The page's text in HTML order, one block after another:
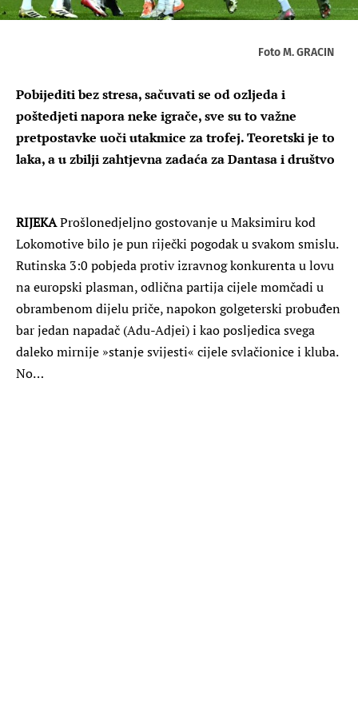
Foto M. GRACIN
Pobijediti bez stresa, sačuvati se od ozljeda i
poštedjeti napora neke igrače, sve su to važne
pretpostavke uoči utakmice za trofej. Teoretski je to
laka, a u zbilji zahtjevna zadaća za Dantasa i društvo
RIJEKAProšlonedjeljno gostovanje u Maksimiru kod
Lokomotive bilo je pun riječki pogodak u svakom smislu.
Rutinska 3:0 pobjeda protiv izravnog konkurenta u lovu
na europski plasman, odlična partija cijele momčadi u
obrambenom dijelu priče, napokon golgeterski probuđen
bar jedan napadač (Adu-Adjei) i kao posljedica svega
daleko mirnije »stanje svijesti« cijele svlačionice i kluba.
No…